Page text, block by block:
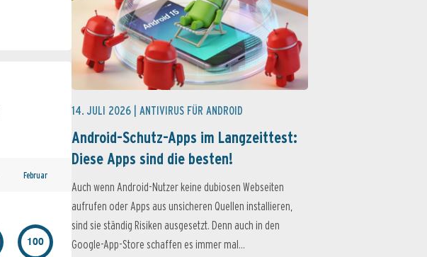
Februar
100
14. JULI 2026 | ANTIVIRUS FÜR ANDROID
Android-Schutz-Apps im Langzeittest:
Diese Apps sind die besten!
Auch wenn Android-Nutzer keine dubiosen Webseiten
aufrufen oder Apps aus unsicheren Quellen installieren,
sind sie ständig Risiken ausgesetzt. Denn auch in den
Google-App-Store schaffen es immer mal...